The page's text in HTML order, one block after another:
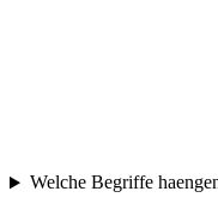
Welche Begriffe